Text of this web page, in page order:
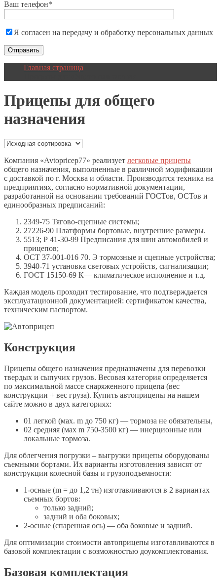
Ваш телефон*
Я согласен на передачу и обработку персональных данных
Главная страница
Прицепы для общего
назначения
Компания «Avtopricep77» реализует легковые прицепы
общего назначения, выполненные в различной модификации
с доставкой по г. Москва и области. Производится техника на
предприятиях, согласно нормативной документации,
разработанной на основании требований ГОСТов, ОСТов и
единообразных предписаний:
2349-75 Тягово-сцепные системы;
27226-90 Платформы бортовые, внутренние размеры.
5513; Р 41-30-99 Предписания для шин автомобилей и
прицепов;
ОСТ 37-001-016 70. Э тормозные и сцепные устройства;
3940-71 установка световых устройств, сигнализации;
ГОСТ 15150-69 К— климатическое исполнение и т.д.
Каждая модель проходит тестирование, что подтверждается
эксплуатационной документацией: сертификатом качества,
техническим паспортом.
Конструкция
Прицепы общего назначения предназначены для перевозки
твердых и сыпучих грузов. Весовая категория определяется
по максимальной массе снаряженного прицепа (вес
конструкции + вес груза). Купить автоприцепы на нашем
сайте можно в двух категориях:
01 легкой (мах. m до 750 кг) — тормоза не обязательны,
02 средняя (мах m 750-3500 кг) — инерционные или
локальные тормоза.
Для облегчения погрузки – выгрузки прицепы оборудованы
съемными бортами. Их варианты изготовления зависят от
конструкции колесной базы и грузоподъемности:
1-осные (m = до 1,2 тн) изготавливаются в 2 вариантах
съемных бортов:
только задний;
задний и оба боковых;
2-осные (спаренная ось) — оба боковые и задний.
Для оптимизации стоимости автоприцепы изготавливаются в
базовой комплектации с возможностью доукомплектования.
Базовая комплектация